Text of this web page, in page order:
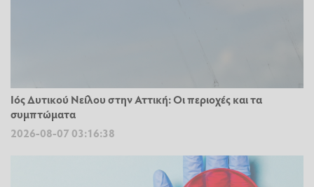
Ιός Δυτικού Νείλου στην Αττική: Οι περιοχές και τα
συμπτώματα
2026-08-07 03:16:38